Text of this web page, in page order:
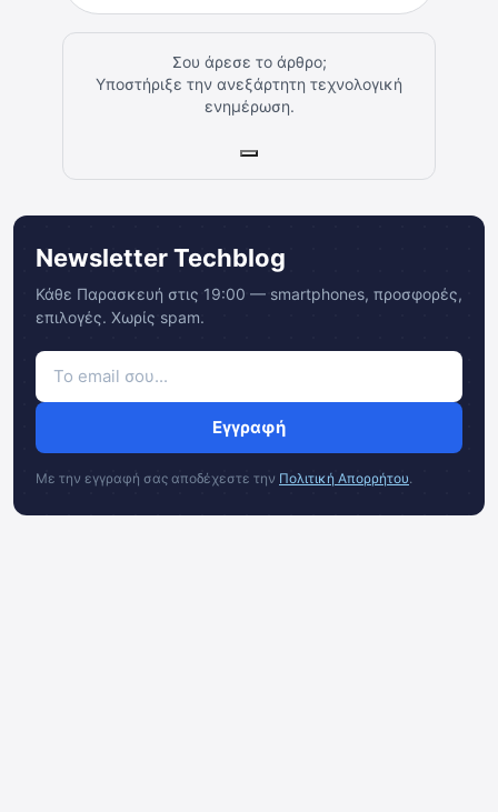
Σου άρεσε το άρθρο;
Υποστήριξε την ανεξάρτητη τεχνολογική
ενημέρωση.
Newsletter Techblog
Κάθε Παρασκευή στις 19:00 — smartphones, προσφορές,
επιλογές. Χωρίς spam.
Εγγραφή
Με την εγγραφή σας αποδέχεστε την Πολιτική Απορρήτου.